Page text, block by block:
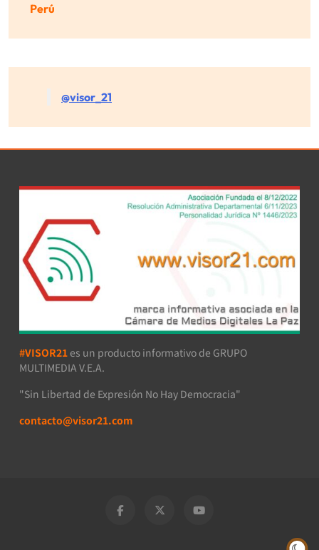
Perú
@visor_21
#VISOR21 es un producto informativo de GRUPO
MULTIMEDIA V.E.A.
"Sin Libertad de Expresión No Hay Democracia"
contacto@visor21.com